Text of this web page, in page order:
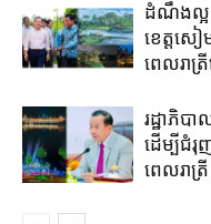
ដំណឹងល្អ
ខេត្តសៀម
ពេលរា
រដ្ឋាភិប
ដើម្បី​ជំ
ពេលរាត្រី​